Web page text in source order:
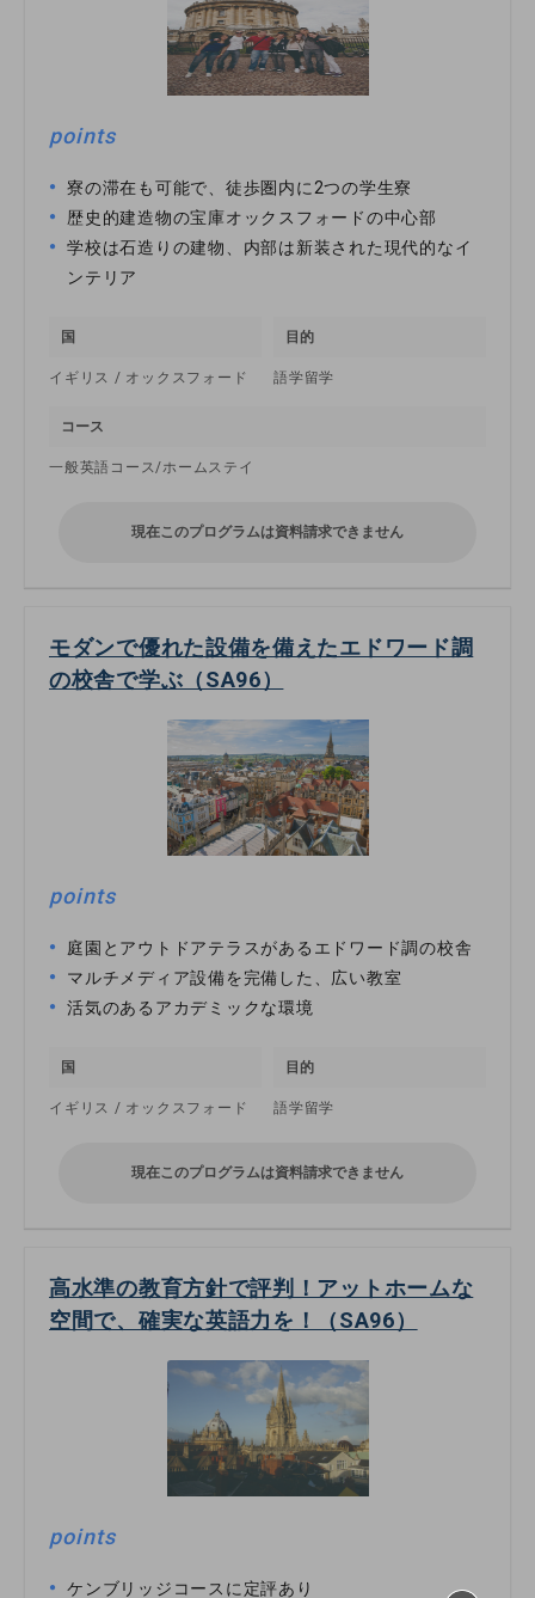
points
寮の滞在も可能で、徒歩圏内に2つの学生寮
歴史的建造物の宝庫オックスフォードの中心部
学校は石造りの建物、内部は新装された現代的なイ
ンテリア
国
イギリス / オックスフォード
目的
語学留学
コース
一般英語コース/ホームステイ
現在このプログラムは資料請求できません
モダンで優れた設備を備えたエドワード調
の校舎で学ぶ（SA96）
points
庭園とアウトドアテラスがあるエドワード調の校舎
マルチメディア設備を完備した、広い教室
活気のあるアカデミックな環境
国
イギリス / オックスフォード
目的
語学留学
現在このプログラムは資料請求できません
高水準の教育方針で評判！アットホームな
空間で、確実な英語力を！（SA96）
points
ケンブリッジコースに定評あり